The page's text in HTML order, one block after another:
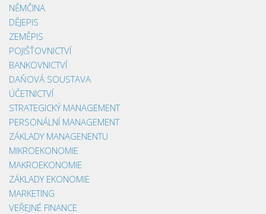
NĚMČINA
DĚJEPIS
ZEMĚPIS
POJIŠŤOVNICTVÍ
BANKOVNICTVÍ
DAŇOVÁ SOUSTAVA
ÚČETNICTVÍ
STRATEGICKÝ MANAGEMENT
PERSONÁLNÍ MANAGEMENT
ZÁKLADY MANAGENENTU
MIKROEKONOMIE
MAKROEKONOMIE
ZÁKLADY EKONOMIE
MARKETING
VEŘEJNÉ FINANCE